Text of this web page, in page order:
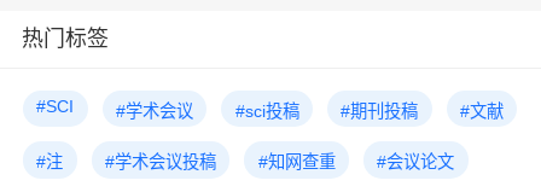
热门标签
#SCI #学术会议 #sci投稿 #期刊投稿 #文献
#注 #学术会议投稿 #知网查重 #会议论文